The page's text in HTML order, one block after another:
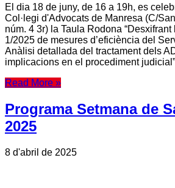
El dia 18 de juny, de 16 a 19h, es
Col·legi d'Advocats de Manresa (C/
núm. 4 3r) la Taula Rodona
1/2025 de mesures d’eficiència del
Anàlisi detallada del tractament dels
implicacions en el procediment
Read More »
Programa Setmana de
2025
8 d'abril de 2025